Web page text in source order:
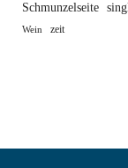
Schmunzelseite
Wein zeit